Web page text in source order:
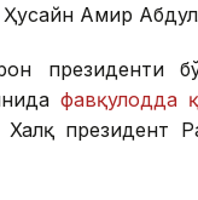
Амир
президенти
фавқулодда
президент